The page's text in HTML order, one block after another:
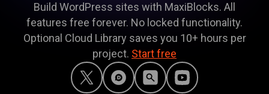
Build WordPress sites with MaxiBlocks. All
features free forever. No locked functionality.
Optional Cloud Library saves you 10+ hours per
project. Start free